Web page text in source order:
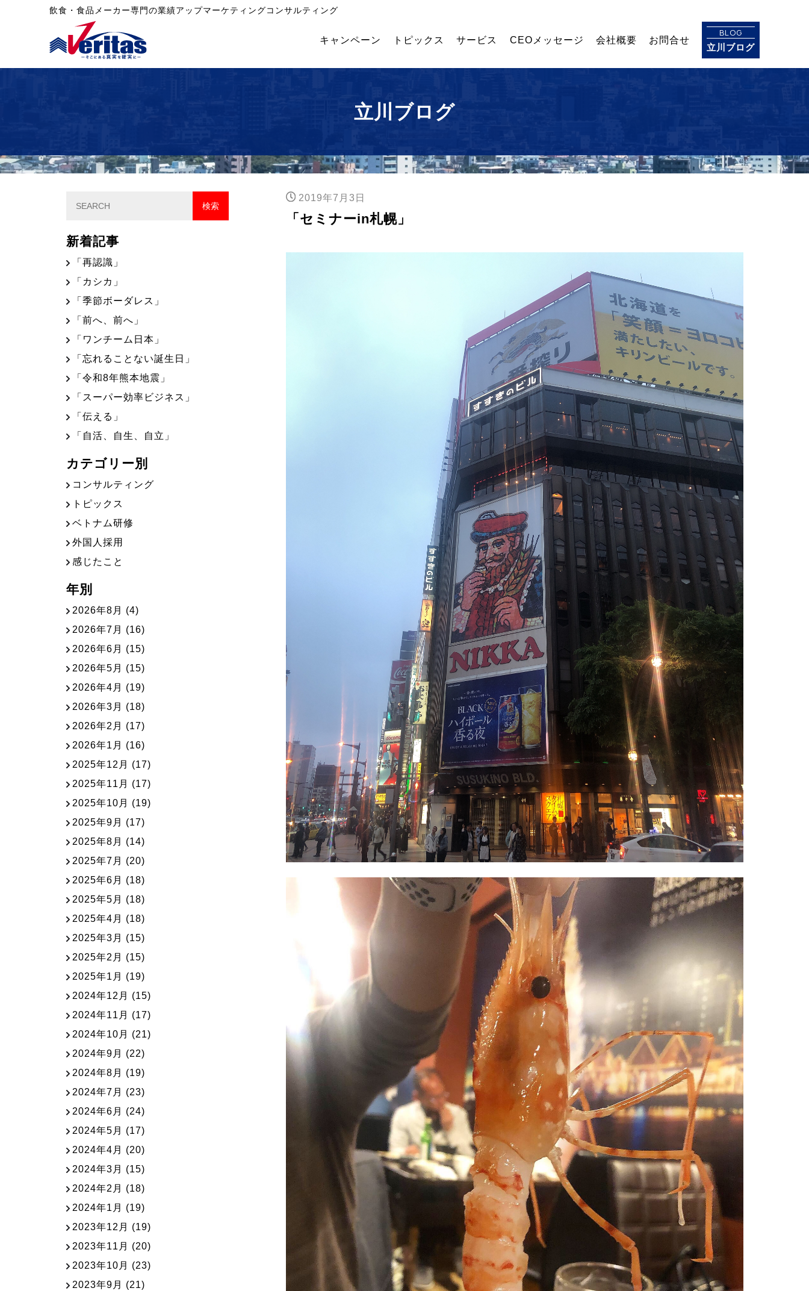
飲食・食品メーカー専門の業績アップマーケティングコンサルティング
キャンペーン トピックス
サービス
食・
ンサ
ルテ
人採
育成
CEOメッセージ 会社概要 お問合せ
BLOG
立川ブログ
立川ブログ
2019年7月3日
「セミナーin札幌」
新着記事
「再認識」
「カシカ」
「季節ボーダレス」
「前へ、前へ」
「ワンチーム日本」
「忘れることない誕生日」
「令和8年熊本地震」
「スーパー効率ビジネス」
「伝える」
「自活、自生、自立」
カテゴリー別
コンサルティング
トピックス
ベトナム研修
外国人採用
感じたこと
年別
2026年8月 (4)
2026年7月 (16)
2026年6月 (15)
2026年5月 (15)
2026年4月 (19)
2026年3月 (18)
2026年2月 (17)
2026年1月 (16)
2025年12月 (17)
2025年11月 (17)
2025年10月 (19)
2025年9月 (17)
2025年8月 (14)
2025年7月 (20)
2025年6月 (18)
2025年5月 (18)
2025年4月 (18)
2025年3月 (15)
2025年2月 (15)
2025年1月 (19)
2024年12月 (15)
2024年11月 (17)
2024年10月 (21)
2024年9月 (22)
2024年8月 (19)
2024年7月 (23)
2024年6月 (24)
2024年5月 (17)
2024年4月 (20)
2024年3月 (15)
2024年2月 (18)
2024年1月 (19)
2023年12月 (19)
2023年11月 (20)
2023年10月 (23)
2023年9月 (21)